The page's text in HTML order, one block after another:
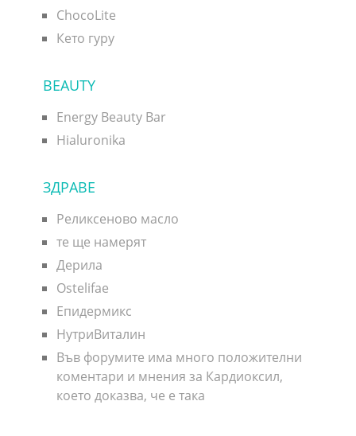
ChocoLite
Кето гуру
BEAUTY
Energy Beauty Bar
Hialuronika
ЗДРАВЕ
Реликсеново масло
те ще намерят
Дерила
Ostelifae
Епидермикс
НутриВиталин
Във форумите има много положителни
коментари и мнения за Кардиоксил,
което доказва, че е така